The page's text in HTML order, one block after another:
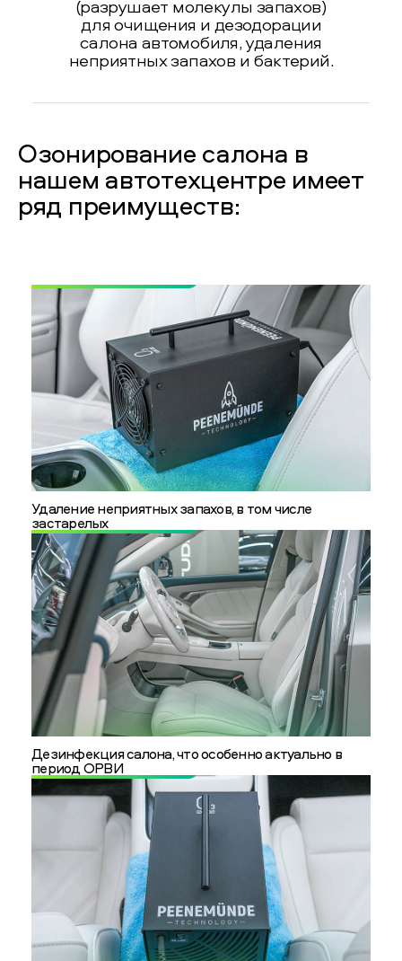
(разрушает молекулы запахов)
для очищения и дезодорации
салона автомобиля, удаления
неприятных запахов и бактерий.
Озонирование салона в
нашем автотехцентре имеет
ряд преимуществ:
Удаление неприятных запахов, в том числе
застарелых
Дезинфекция салона, что особенно актуально в
период ОРВИ